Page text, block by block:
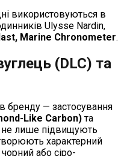
використовуються в
Ulysse Nardin,
Marine Chronometer.
(DLC) та
бренду — застосування
Like Carbon)та
не лише підвищують
характерний
або сіро-